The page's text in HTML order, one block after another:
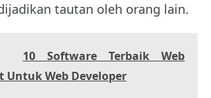
tautan oleh orang lain.
10 Software Terbaik Web
Untuk Web Developer